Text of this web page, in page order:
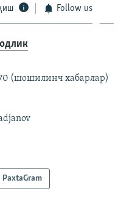
Follow us
(шошилинч хабарлар)
PaxtaGram